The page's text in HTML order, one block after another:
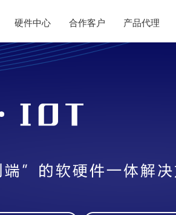
硬件中心 合作客户 产品代理